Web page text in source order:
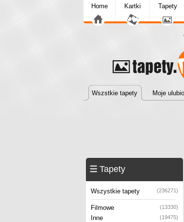
Home Kartki Tapety
Wszstkie tapety Moje
Tapety
Wszystkie tapety (236271)
Filmowe (13330)
Inne (19475)